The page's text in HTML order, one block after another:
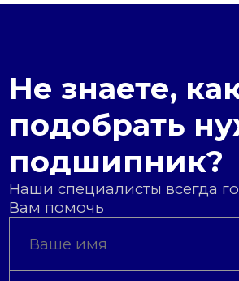
Не знаете,
подобрать
подшипник?
Наши специалисты всегда
Вам помочь